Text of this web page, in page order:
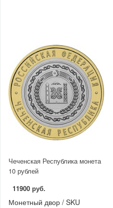
Чеченская Республика монета
10 рублей
11900 руб.
Монетный двор / SKU